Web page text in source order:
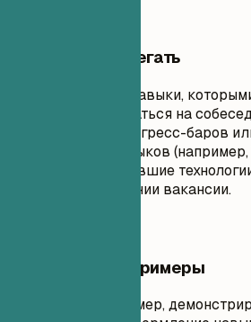
Чего лучше избегать
Не перечисляйте навыки,
уверенно пользоваться на
использования прогресс-баров
оценки ваших навыков
включайте устаревшие
требуется в описании вакансии.
Практические примеры
Практический пример,